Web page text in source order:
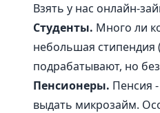
Взять у нас онлайн-
Студенты. Много ли
небольшая стипендия
подрабатывают, но
Пенсионеры. Пенсия
выдать микрозайм.